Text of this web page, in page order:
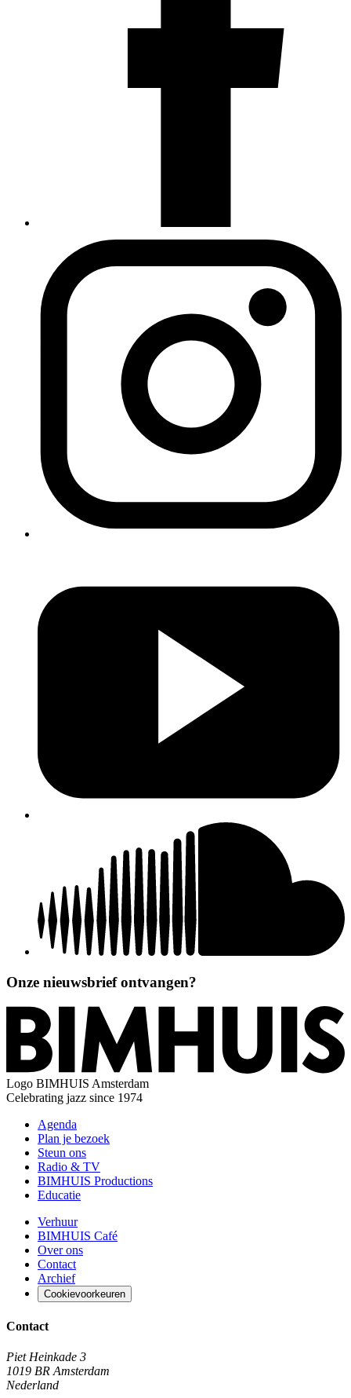
Onze nieuwsbrief ontvangen?
Logo BIMHUIS Amsterdam
Celebrating jazz since 1974
Agenda
Plan je bezoek
Steun ons
Radio & TV
BIMHUIS Productions
Educatie
Verhuur
BIMHUIS Café
Over ons
Contact
Archief
Cookievoorkeuren
Contact
Piet Heinkade 3
1019 BR Amsterdam
Nederland